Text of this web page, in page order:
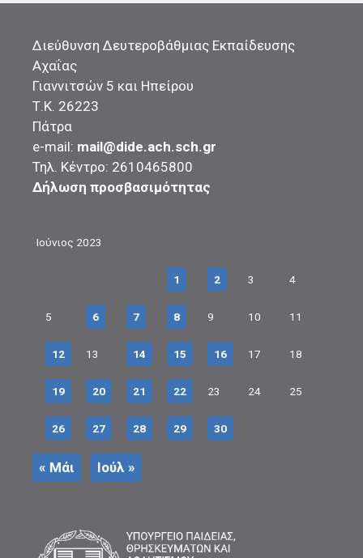
Διεύθυνση Δευτεροβάθμιας Εκπαίδευσης
Αχαΐας
Γιαννιτσών 5 και Ηπείρου
Τ.Κ. 26223
Πάτρα
e-mail: mail@dide.ach.sch.gr
Τηλ. Κέντρο: 2610465800
Δήλωση προσβασιμότητας
Ιούνιος 2023
1 2 3 4
5 6 7 8 9 10 11
12 13 14 15 16 17 18
19 20 21 22 23 24 25
26 27 28 29 30
« Μάι Ιούλ »